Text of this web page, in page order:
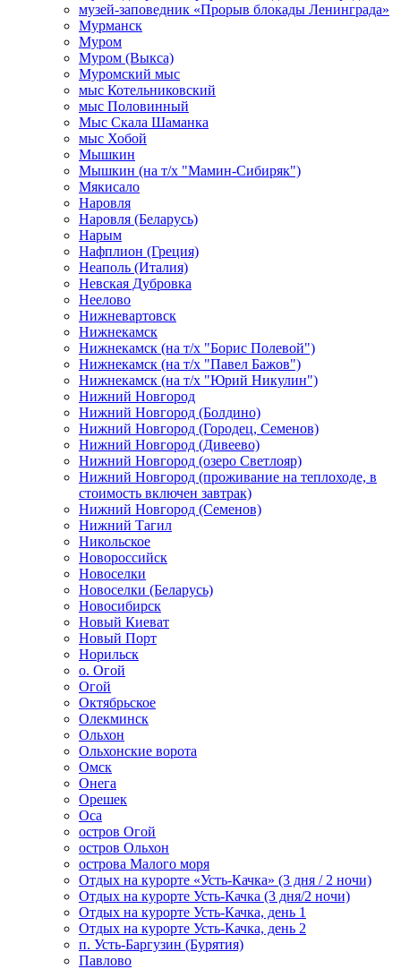
музей-заповедник «Прорыв блокады Ленинграда»
Мурманск
Муром
Муром (Выкса)
Муромский мыс
мыс Котельниковский
мыс Половинный
Мыс Скала Шаманка
мыс Хобой
Мышкин
Мышкин (на т/х "Мамин-Сибиряк")
Мякисало
Наровля
Наровля (Беларусь)
Нарым
Нафплион (Греция)
Неаполь (Италия)
Невская Дубровка
Неелово
Нижневартовск
Нижнекамск
Нижнекамск (на т/х "Борис Полевой")
Нижнекамск (на т/х "Павел Бажов")
Нижнекамск (на т/х "Юрий Никулин")
Нижний Новгород
Нижний Новгород (Болдино)
Нижний Новгород (Городец, Семенов)
Нижний Новгород (Дивеево)
Нижний Новгород (озеро Светлояр)
Нижний Новгород (проживание на теплоходе, в
стоимость включен завтрак)
Нижний Новгород (Семенов)
Нижний Тагил
Никольское
Новороссийск
Новоселки
Новоселки (Беларусь)
Новосибирск
Новый Киеват
Новый Порт
Норильск
о. Огой
Огой
Октябрьское
Олекминск
Ольхон
Ольхонские ворота
Омск
Онега
Орешек
Оса
остров Огой
остров Ольхон
острова Малого моря
Отдых на курорте «Усть-Качка» (3 дня / 2 ночи)
Отдых на курорте Усть-Качка (3 дня/2 ночи)
Отдых на курорте Усть-Качка, день 1
Отдых на курорте Усть-Качка, день 2
п. Усть-Баргузин (Бурятия)
Павлово